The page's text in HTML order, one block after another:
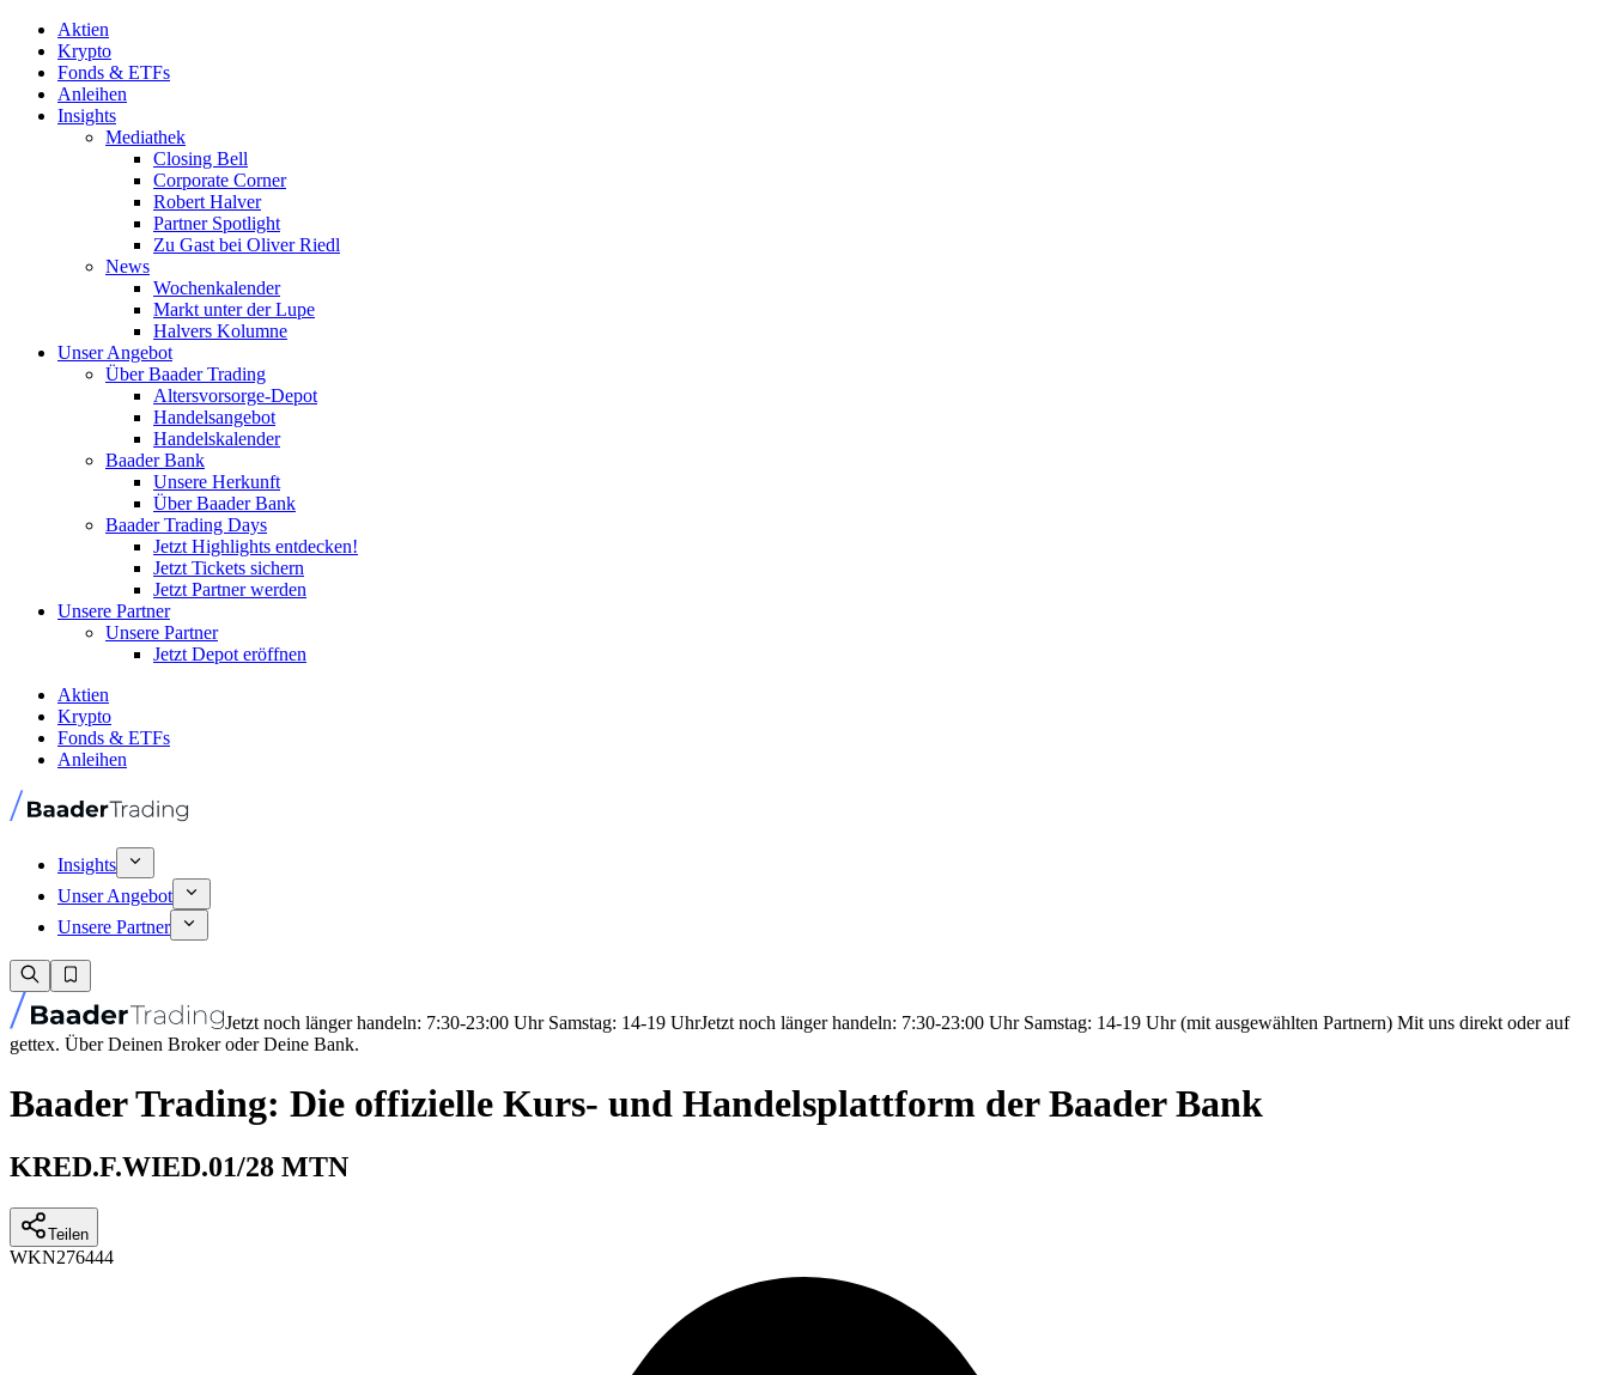
Aktien
Krypto
Fonds & ETFs
Anleihen
Insights
Mediathek
Closing Bell
Corporate Corner
Robert Halver
Partner Spotlight
Zu Gast bei Oliver Riedl
News
Wochenkalender
Markt unter der Lupe
Halvers Kolumne
Unser Angebot
Über Baader Trading
Altersvorsorge-Depot
Handelsangebot
Handelskalender
Baader Bank
Unsere Herkunft
Über Baader Bank
Baader Trading Days
Jetzt Highlights entdecken!
Jetzt Tickets sichern
Jetzt Partner werden
Unsere Partner
Unsere Partner
Jetzt Depot eröffnen
Aktien
Krypto
Fonds & ETFs
Anleihen
Insights
Unser Angebot
Unsere Partner
Jetzt noch länger handeln: 7:30-23:00 Uhr Samstag: 14-19 UhrJetzt noch länger handeln: 7:30-23:00 Uhr Samstag: 14-19 Uhr (mit ausgewählten Partnern) Mit uns direkt oder auf
gettex. Über Deinen Broker oder Deine Bank.
Baader Trading: Die offizielle Kurs- und Handelsplattform der Baader Bank
KRED.F.WIED.01/28 MTN
Teilen
WKN276444